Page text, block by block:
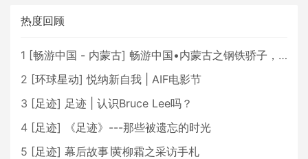
热度回顾
1 [畅游中国 - 内蒙古] 畅游中国•内蒙古之钢铁骄子，魅力包头
2 [环球星动] 悦纳新自我 | AIF电影节
3 [足迹] 足迹 | 认识Bruce Lee吗？
4 [足迹]
《足迹》---那些被遗忘的时光
5 [足迹] 幕后故事∣黄柳霜之采访手札